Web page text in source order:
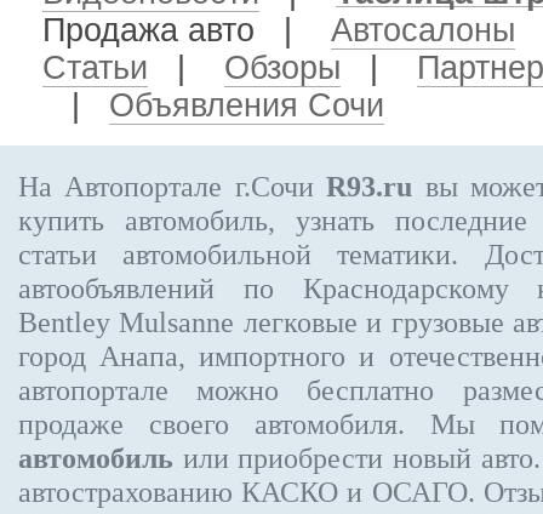
Продажа авто
Автосалоны
Статьи
Обзоры
Объявления Сочи
На Автопортале г.СочиR93.ru вы
купить автомобиль, узнать
статьи автомобильной тематики.
автообъявлений по
Bentley Mulsanne легковые и грузовые
город Анапа, импортного и
автопортале можно бесплатно
продаже своего автомобиля. Мы
автомобиль или приобрести новый
автострахованию КАСКО и ОСАГО.